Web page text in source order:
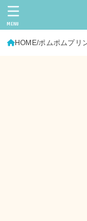
MENU
HOME ポムポムプリ